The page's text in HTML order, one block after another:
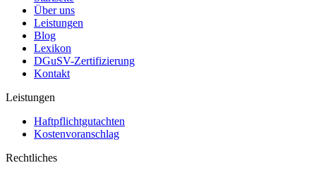
Über uns
Leistungen
Blog
Lexikon
DGuSV-Zertifizierung
Kontakt
Leistungen
Haftpflichtgutachten
Kostenvoranschlag
Rechtliches